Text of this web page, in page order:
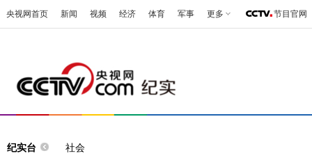
央视网首页 新闻 视频 经济 体育 军事 更多 节目官网
纪实台 社会